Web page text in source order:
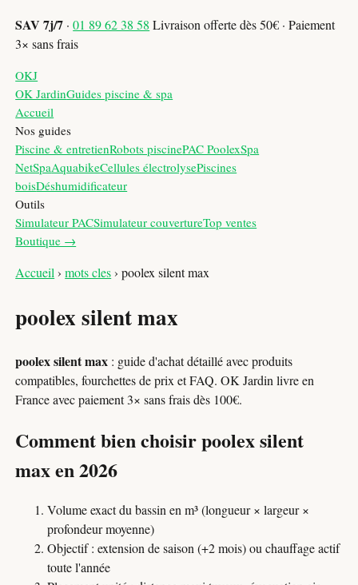
SAV 7j/7 ·01 89 62 38 58 Livraison offerte dès 50€ · Paiement
3× sans frais
OKJ
OK JardinGuides piscine & spa
Accueil
Nos guides
Piscine & entretienRobots piscinePAC PoolexSpa
NetSpaAquabikeCellules électrolysePiscines
boisDéshumidificateur
Outils
Simulateur PACSimulateur couvertureTop ventes
Boutique →
Accueil ›mots cles›poolex silent max
poolex silent max
poolex silent max : guide d'achat détaillé avec produits
compatibles, fourchettes de prix et FAQ. OK Jardin livre en
France avec paiement 3× sans frais dès 100€.
Comment bien choisir poolex silent
max en 2026
Volume exact du bassin en m³ (longueur × largeur ×
profondeur moyenne)
Objectif : extension de saison (+2 mois) ou chauffage actif
toute l'année